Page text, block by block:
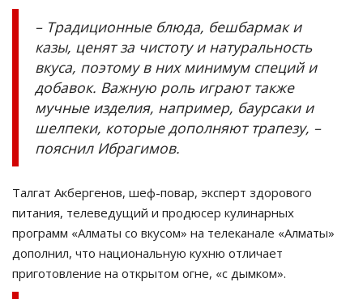
– Традиционные блюда, бешбармак и
казы, ценят за чистоту и натуральность
вкуса, поэтому в них минимум специй и
добавок. Важную роль играют также
мучные изделия, например, баурсаки и
шелпеки, которые дополняют трапезу, –
пояснил Ибрагимов.
Талгат Акбергенов, шеф-повар, эксперт здорового
питания, телеведущий и продюсер кулинарных
программ «Алматы со вкусом» на телеканале «Алматы»
дополнил, что национальную кухню отличает
приготовление на открытом огне, «с дымком».